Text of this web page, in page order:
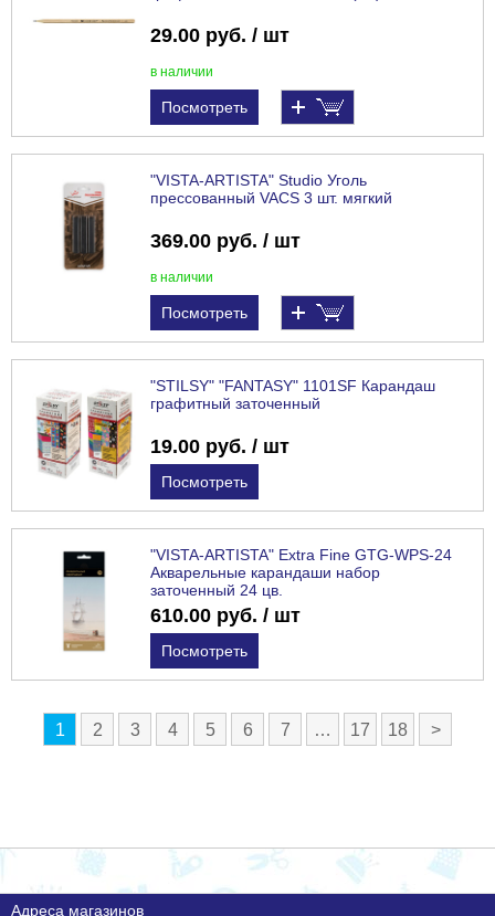
29.00 руб. / шт
в наличии
Посмотреть
"VISTA-ARTISTA" Studio Уголь
прессованный VACS 3 шт. мягкий
369.00 руб. / шт
в наличии
Посмотреть
"STILSY" "FANTASY" 1101SF Карандаш
графитный заточенный
19.00 руб. / шт
Посмотреть
"VISTA-ARTISTA" Extra Fine GTG-WPS-24
Акварельные карандаши набор
заточенный 24 цв.
610.00 руб. / шт
Посмотреть
1 2 3 4 5 6 7 … 17 18 >
Адреса магазинов